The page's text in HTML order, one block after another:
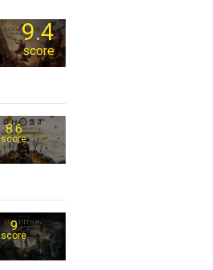
9.4
score
8.6
score
9
score